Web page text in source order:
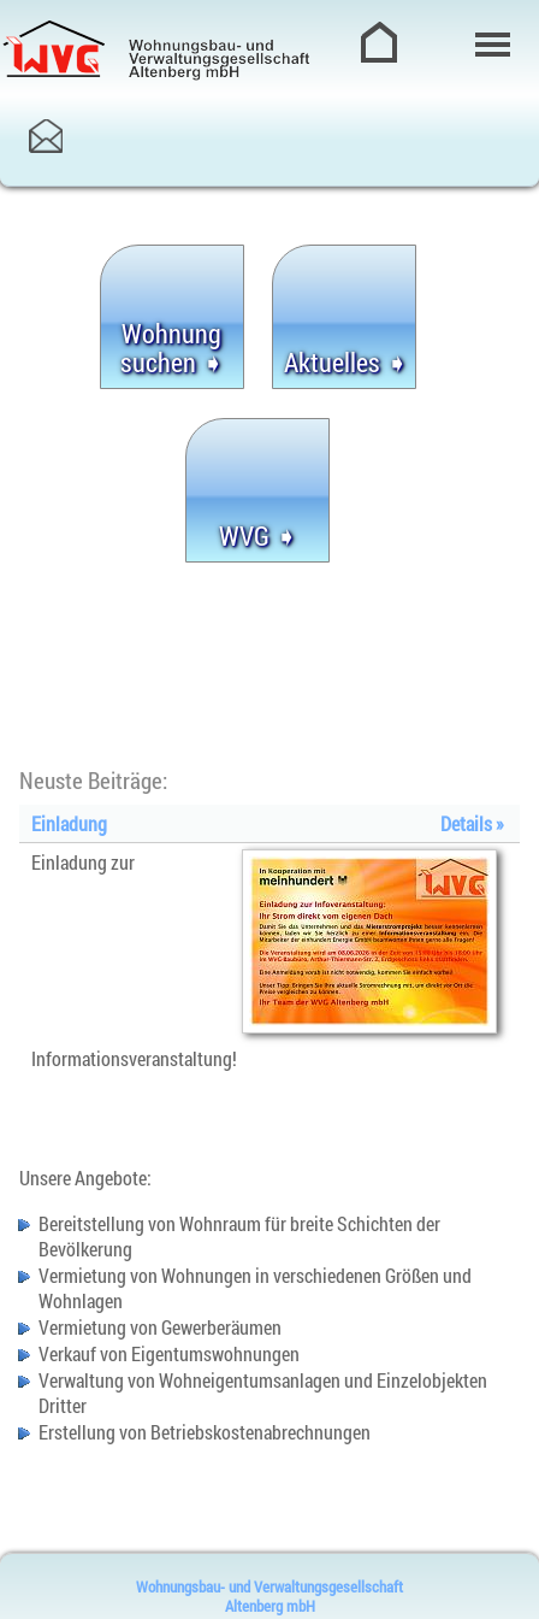
Wohnung
suchen ➧
Aktuelles ➧
WVG ➧
Neuste Beiträge:
Details »
Einladung
Einladung zur
Informationsveranstaltung!
Unsere Angebote:
Bereitstellung von Wohnraum für breite Schichten der
Bevölkerung
Vermietung von Wohnungen in verschiedenen Größen und
Wohnlagen
Vermietung von Gewerberäumen
Verkauf von Eigentumswohnungen
Verwaltung von Wohneigentumsanlagen und Einzelobjekten
Dritter
Erstellung von Betriebskostenabrechnungen
Wohnungsbau- und Verwaltungsgesellschaft
Altenberg mbH